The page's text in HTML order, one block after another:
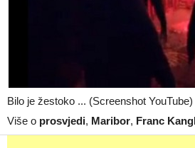
Bilo je žestoko ... (Screenshot YouTube)
Više o prosvjedi, Maribor, Franc